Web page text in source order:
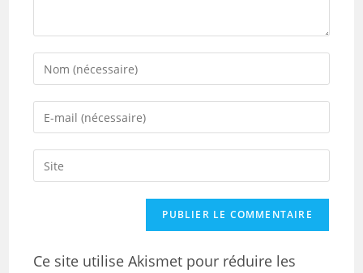
Ce site utilise Akismet pour réduire les